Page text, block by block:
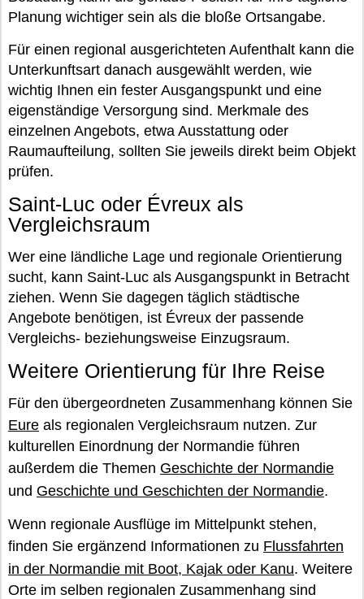
Planung wichtiger sein als die bloße Ortsangabe.
Für einen regional ausgerichteten Aufenthalt kann die
Unterkunftsart danach ausgewählt werden, wie
wichtig Ihnen ein fester Ausgangspunkt und eine
eigenständige Versorgung sind. Merkmale des
einzelnen Angebots, etwa Ausstattung oder
Raumaufteilung, sollten Sie jeweils direkt beim Objekt
prüfen.
Saint-Luc oder Évreux als
Vergleichsraum
Wer eine ländliche Lage und regionale Orientierung
sucht, kann Saint-Luc als Ausgangspunkt in Betracht
ziehen. Wenn Sie dagegen täglich städtische
Angebote benötigen, ist Évreux der passende
Vergleichs- beziehungsweise Einzugsraum.
Weitere Orientierung für Ihre Reise
Für den übergeordneten Zusammenhang können Sie
Eure als regionalen Vergleichsraum nutzen. Zur
kulturellen Einordnung der Normandie führen
außerdem die Themen Geschichte der Normandie
und Geschichte und Geschichten der Normandie.
Wenn regionale Ausflüge im Mittelpunkt stehen,
finden Sie ergänzend Informationen zu Flussfahrten
in der Normandie mit Boot, Kajak oder Kanu. Weitere
Orte im selben regionalen Zusammenhang sind